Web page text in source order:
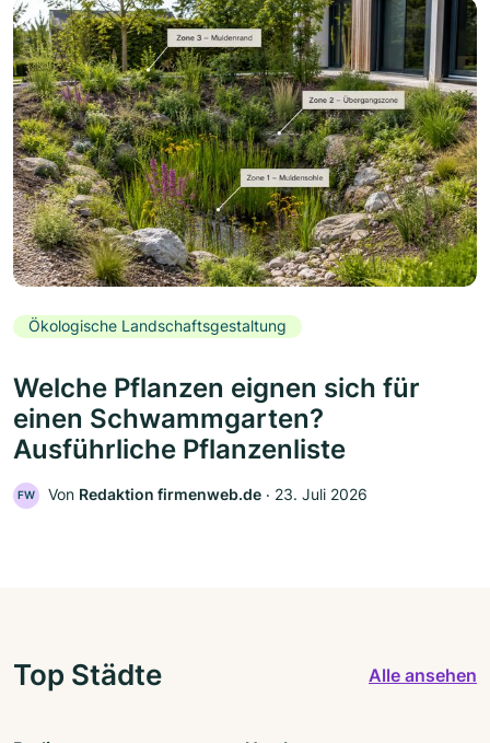
Ökologische Landschaftsgestaltung
Welche Pflanzen eignen sich für
einen Schwammgarten?
Ausführliche Pflanzenliste
FW Von Redaktion firmenweb.de ‧ 23. Juli 2026
Top Städte Alle ansehen